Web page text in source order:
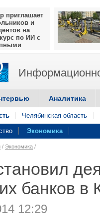
приглашает
и
на
по ИИ с
Аналитика
Челябинская область
Экономика
/ Экономика /
банков в
12:29